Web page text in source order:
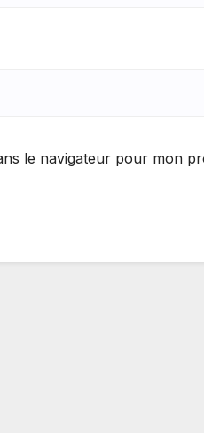
le navigateur pour mon